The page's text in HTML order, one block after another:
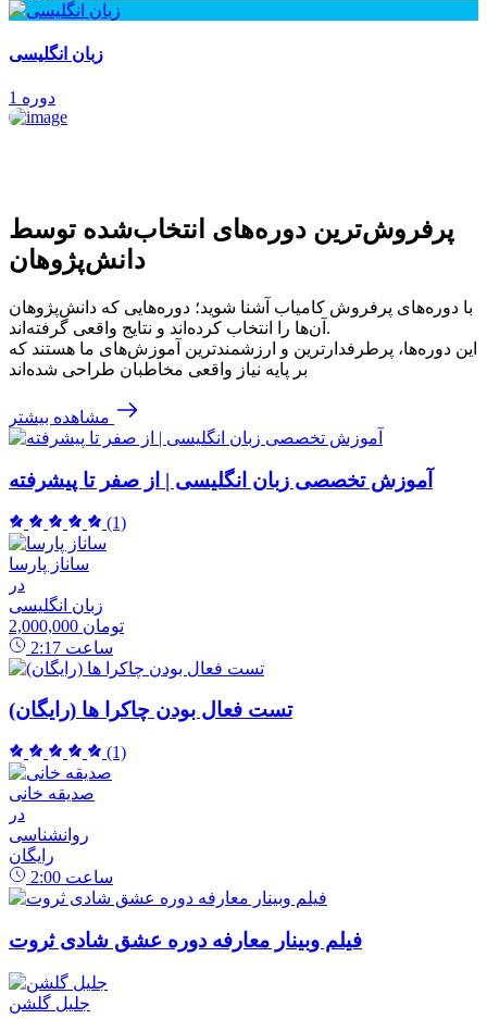
زبان انگلیسی
1 دوره
پرفروش‌ترین‌ دوره‌های انتخاب‌شده توسط
دانش‌پژوهان
با دوره‌های پرفروش کامیاب آشنا شوید؛ دوره‌هایی که دانش‌پژوهان
آن‌ها را انتخاب کرده‌اند و نتایج واقعی گرفته‌اند.
این دوره‌ها، پرطرفدارترین و ارزشمندترین آموزش‌های ما هستند که
بر پایه نیاز واقعی مخاطبان طراحی شده‌اند
مشاهده بیشتر
آموزش تخصصی زبان انگلیسی | از صفر تا پیشرفته
(1)
ساناز پارسا
در
زبان انگلیسی
2,000,000 تومان
2:17 ساعت
تست فعال بودن چاکرا ها (رایگان)
(1)
صدیقه خانی
در
روانشناسی
رایگان
2:00 ساعت
فیلم وبینار معارفه دوره عشق شادی ثروت
جلیل گلشن